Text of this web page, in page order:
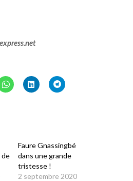
Cliquez
pour
Cliquez
pour
Cliquez
pour
de
Faure Gnassingbé
dans une grande
tristesse !
2 septembre 2020